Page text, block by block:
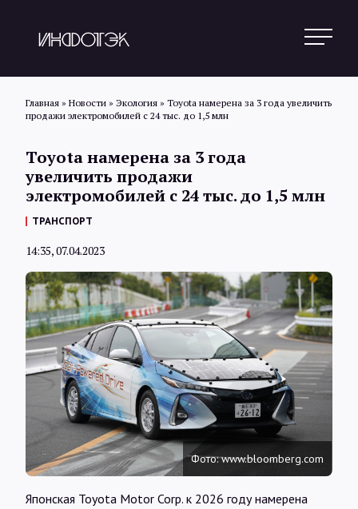
Новости
Обзоры
Интервью
Карты
О нас
Главная » Новости » Экология » Toyota намерена за 3 года увеличить
продажи электромобилей с 24 тыс. до 1,5 млн
Toyota намерена за 3 года
увеличить продажи
электромобилей с 24 тыс. до 1,5 млн
ТРАНСПОРТ
14:35, 07.04.2023
Фото: www.bloomberg.com
Японская Toyota Motor Corp. к 2026 году намерена